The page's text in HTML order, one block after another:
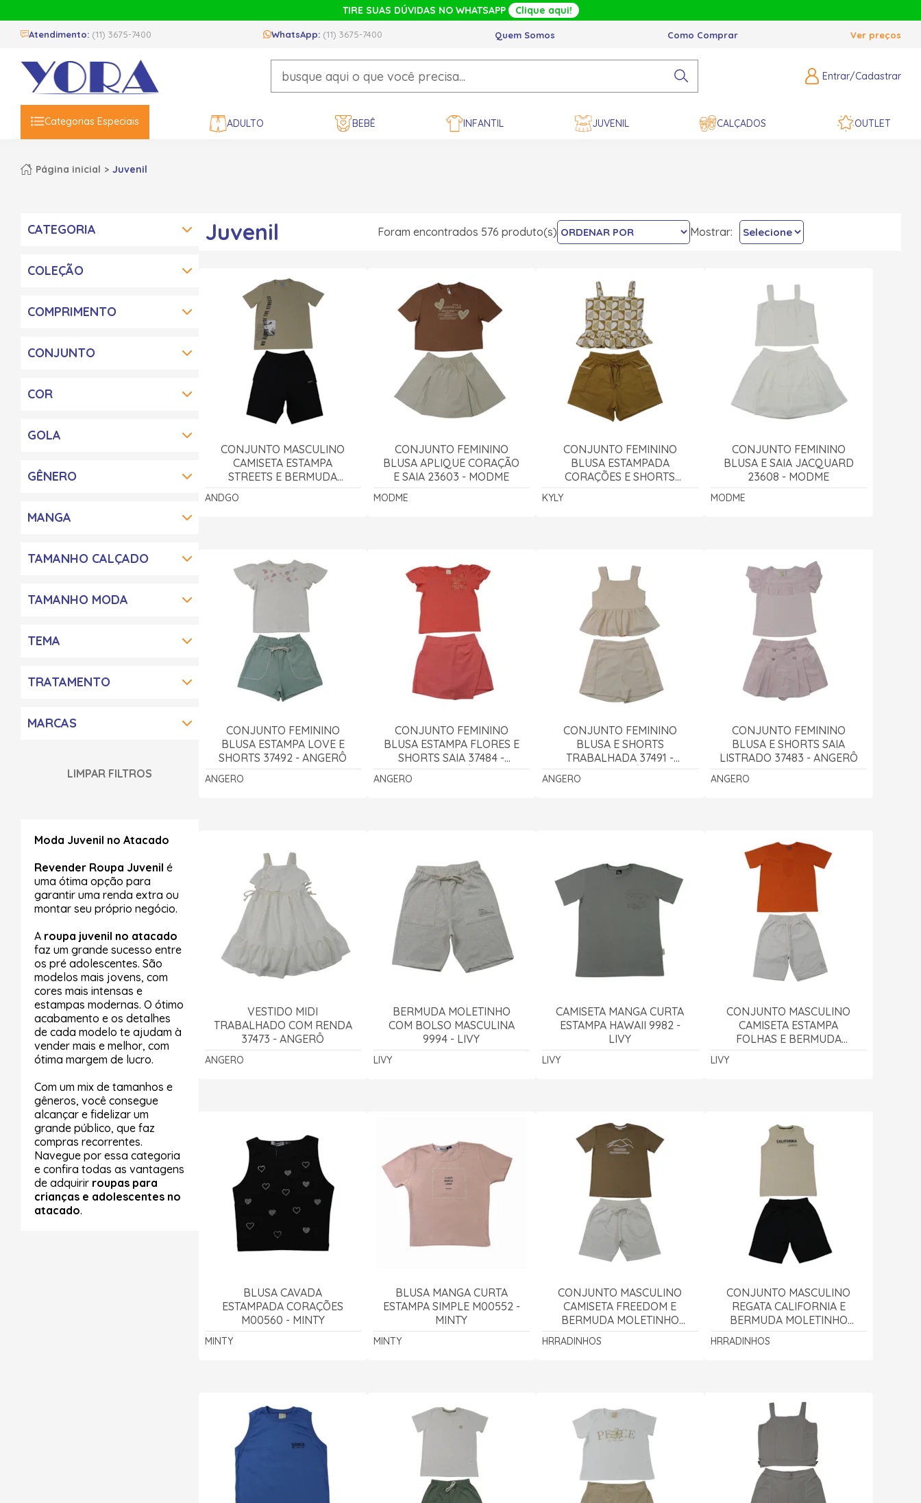
TIRE SUAS DÚVIDAS NO WHATSAPP Clique aqui!
Atendimento: (11) 3675-7400 WhatsApp: (11) 3675-7400 Quem Somos Como Comprar Ver preços
Entrar/Cadastrar
Categorias Especiais ADULTO BEBÊ INFANTIL JUVENIL CALÇADOS OUTLET
Página inicial Juvenil
COLEÇÃO
COMPRIMENTO
CONJUNTO
COR
GOLA
GÊNERO
MANGA
TAMANHO CALÇADO
TAMANHO MODA
TEMA
TRATAMENTO
CATEGORIA
MARCAS
LIMPAR FILTROS
Moda Juvenil no Atacado
Revender Roupa Juvenil é
uma ótima opção para
garantir uma renda extra ou
montar seu próprio negócio.
A roupa juvenil no atacado
faz um grande sucesso entre
os pré adolescentes. São
modelos mais jovens, com
cores mais intensas e
estampas modernas. O ótimo
acabamento e os detalhes
de cada modelo te ajudam à
vender mais e melhor, com
ótima margem de lucro.
Com um mix de tamanhos e
gêneros, você consegue
alcançar e fidelizar um
grande público, que faz
compras recorrentes.
Navegue por essa categoria
e confira todas as vantagens
de adquirirroupas para
crianças e adolescentes no
atacado.
Juvenil Foram encontrados 576 produto(s) Mostrar:
CONJUNTO MASCULINO
CAMISETA ESTAMPA
STREETS E BERMUDA
MOLETINHO 25396 -
ANDGO
CONJUNTO FEMININO
BLUSA APLIQUE CORAÇÃO
E SAIA 23603 - MODME
MODME
CONJUNTO FEMININO
BLUSA ESTAMPADA
CORAÇÕES E SHORTS
1001850 - KYLY
KYLY
CONJUNTO FEMININO
BLUSA E SAIA JACQUARD
23608 - MODME
MODME
CONJUNTO FEMININO
BLUSA ESTAMPA LOVE E
SHORTS 37492 - ANGERÔ
ANGERO
CONJUNTO FEMININO
BLUSA ESTAMPA FLORES E
SHORTS SAIA 37484 -
ANGERÔ
ANGERO
CONJUNTO FEMININO
BLUSA E SHORTS
TRABALHADA 37491 -
ANGERÔ
ANGERO
CONJUNTO FEMININO
BLUSA E SHORTS SAIA
LISTRADO 37483 - ANGERÔ
ANGERO
VESTIDO MIDI
TRABALHADO COM RENDA
37473 - ANGERÔ
ANGERO
BERMUDA MOLETINHO
COM BOLSO MASCULINA
9994 - LIVY
LIVY
CAMISETA MANGA CURTA
ESTAMPA HAWAII 9982 -
LIVY
LIVY
CONJUNTO MASCULINO
CAMISETA ESTAMPA
FOLHAS E BERMUDA
TECIDO 9992 - LIVY
LIVY
BLUSA CAVADA
ESTAMPADA CORAÇÕES
M00560 - MINTY
MINTY
BLUSA MANGA CURTA
ESTAMPA SIMPLE M00552 -
MINTY
MINTY
CONJUNTO MASCULINO
CAMISETA FREEDOM E
BERMUDA MOLETINHO
LINHO - 15309 -
HRRADINHOS
HRRADINHOS
CONJUNTO MASCULINO
REGATA CALIFORNIA E
BERMUDA MOLETINHO
15305 - HRRADINHOS
HRRADINHOS